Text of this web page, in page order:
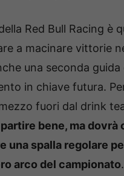
Red Bull Racing è
a macinare vittorie
una seconda guida
in chiave futura.
fuori dal drink
bene, ma dovrà
una spalla regolare
arco del campionato